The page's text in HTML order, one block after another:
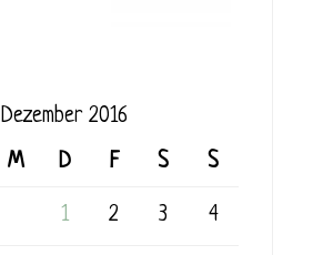
Dezember 2016
M D F S S
1 2 3 4